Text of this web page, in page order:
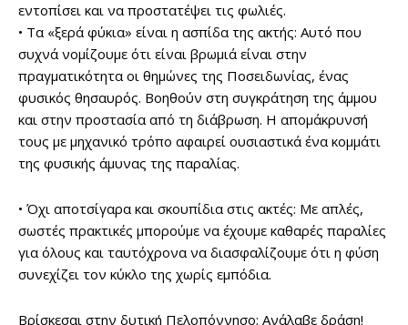
εντοπίσει και να προστατέψει τις φωλιές.
• Τα «ξερά φύκια» είναι η ασπίδα της ακτής: Αυτό που
συχνά νομίζουμε ότι είναι βρωμιά είναι στην
πραγματικότητα οι θημώνες της Ποσειδωνίας, ένας
φυσικός θησαυρός. Βοηθούν στη συγκράτηση της άμμου
και στην προστασία από τη διάβρωση. Η απομάκρυνσή
τους με μηχανικό τρόπο αφαιρεί ουσιαστικά ένα κομμάτι
της φυσικής άμυνας της παραλίας.
• Όχι αποτσίγαρα και σκουπίδια στις ακτές: Με απλές,
σωστές πρακτικές μπορούμε να έχουμε καθαρές παραλίες
για όλους και ταυτόχρονα να διασφαλίζουμε ότι η φύση
συνεχίζει τον κύκλο της χωρίς εμπόδια.
Βρίσκεσαι στην δυτική Πελοπόννησο; Ανάλαβε δράση!